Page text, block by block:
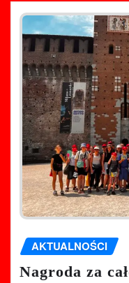
AKTUALNOŚCI
Nagroda za